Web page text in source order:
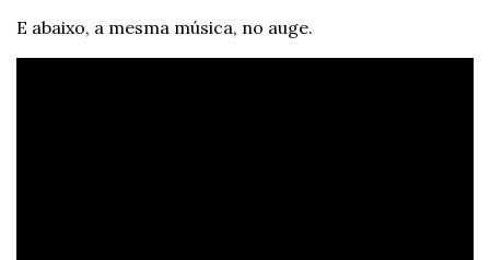
E abaixo, a mesma música, no auge.